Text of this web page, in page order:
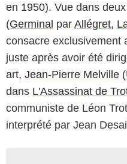
en 1950). Vue dans
(Germinal par Allégret,
consacre exclusivement
juste après avoir été
art, Jean-Pierre Melville (
dans L'Assassinat de
communiste de Léon
interprété par Jean